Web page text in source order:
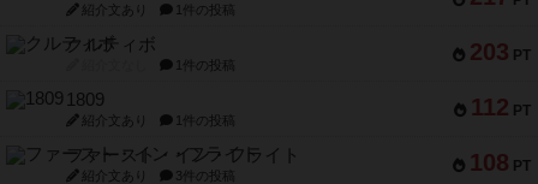
紹介文あり 1件の投稿
203 PT
クルティボ
1件の投稿
112 PT
1809
紹介文あり 1件の投稿
108 PT
ファースト・イン・フライト
紹介文あり 3件の投稿